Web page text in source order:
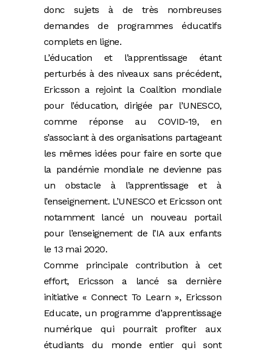
donc sujets à de très nombreuses
demandes de programmes éducatifs
complets en ligne.
L’éducation et l’apprentissage étant
perturbés à des niveaux sans précédent,
Ericsson a rejoint la Coalition mondiale
pour l’éducation, dirigée par l’UNESCO,
comme réponse au COVID-19, en
s’associant à des organisations partageant
les mêmes idées pour faire en sorte que
la pandémie mondiale ne devienne pas
un obstacle à l’apprentissage et à
l’enseignement. L’UNESCO et Ericsson ont
notamment lancé un nouveau portail
pour l’enseignement de l’IA aux enfants
le 13 mai 2020.
Comme principale contribution à cet
effort, Ericsson a lancé sa dernière
initiative « Connect To Learn », Ericsson
Educate, un programme d’apprentissage
numérique qui pourrait profiter aux
étudiants du monde entier qui sont